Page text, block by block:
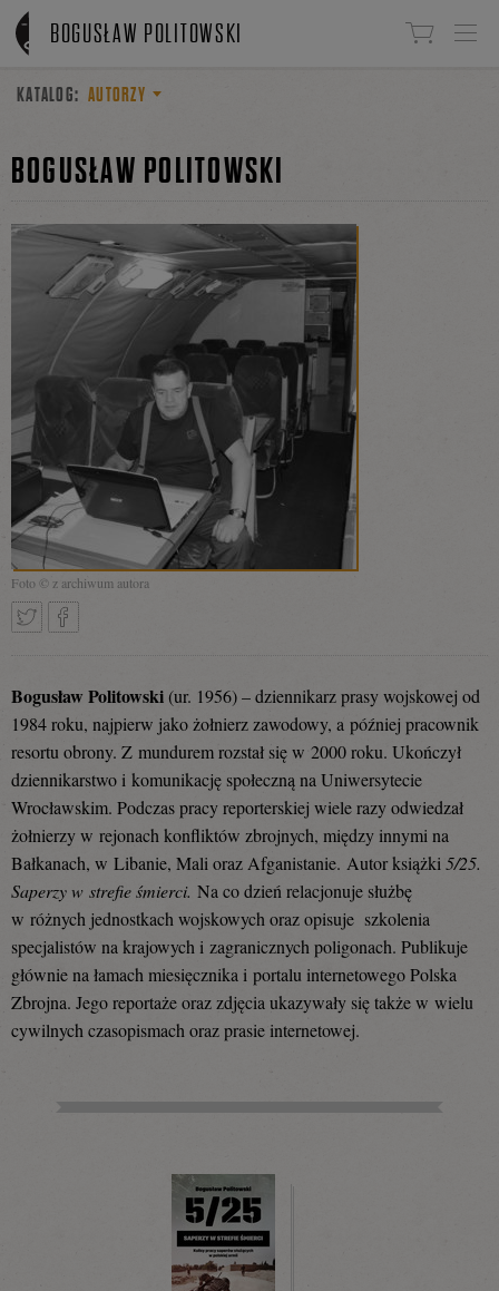
Linki do przejścia
BOGUSŁAW POLITOWSKI
KATALOG: AUTORZY
BOGUSŁAW POLITOWSKI
Foto © z archiwum autora
się
Facebooku
Bogusław Politowski (ur. 1956) – dziennikarz prasy wojskowej od
1984 roku, najpierw jako żołnierz zawodowy, a później pracownik
resortu obrony. Z mundurem rozstał się w 2000 roku. Ukończył
dziennikarstwo i komunikację społeczną na Uniwersytecie
Wrocławskim. Podczas pracy reporterskiej wiele razy odwiedzał
żołnierzy w rejonach konfliktów zbrojnych, między innymi na
Bałkanach, w Libanie, Mali oraz Afganistanie. Autor książki 5/25.
Saperzy w strefie śmierci. Na co dzień relacjonuje służbę
w różnych jednostkach wojskowych oraz opisuje szkolenia
specjalistów na krajowych i zagranicznych poligonach. Publikuje
głównie na łamach miesięcznika i portalu internetowego Polska
Zbrojna. Jego reportaże oraz zdjęcia ukazywały się także w wielu
cywilnych czasopismach oraz prasie internetowej.